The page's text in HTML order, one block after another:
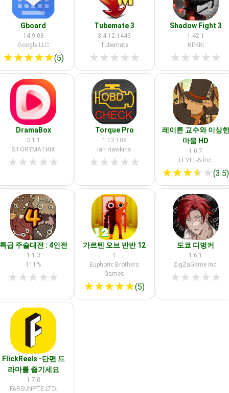
Gboard
14.9.08
Google LLC
★★★★★(5)
Tubemate 3
3.4.12.1443
Tubemate
★★★★★
Shadow Fight 3
1.42.1
NEKKI
★★★★★
DramaBox
3.1.1
STORYMATRIX
★★★★★
Torque Pro
1.12.106
Ian Hawkins
★★★★★
레이튼 교수와 이상한
마을 HD
1.0.7
LEVEL-5 Inc.
★★★★★(3.5)
급 주술대전 : 4인전
1.1.3
111%
★★★★★
가르텐 오브 반반 12
1
Euphoric Brothers
Games
★★★★★(5)
도쿄 디벙커
1.6.1
ZigZaGame Inc.
★★★★★
FlickReels -단편 드
라마를 즐기세요
1.7.0
FARSUNPTE.LTD.